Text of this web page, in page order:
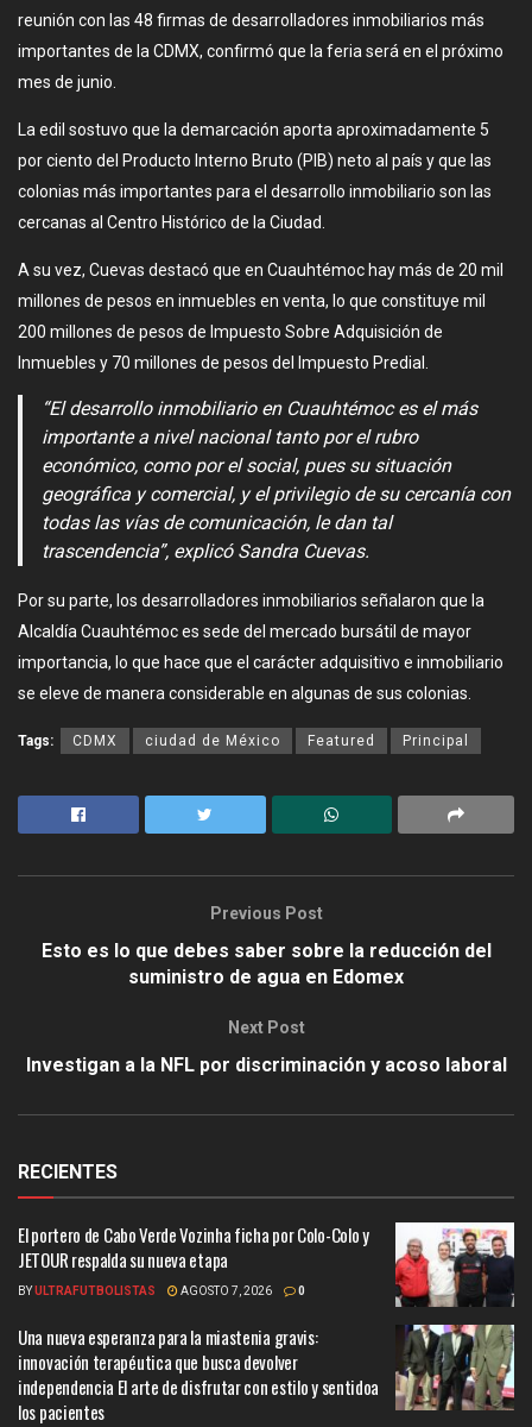
reunión con las 48 firmas de desarrolladores inmobiliarios más
importantes de la CDMX, confirmó que la feria será en el próximo
mes de junio.
La edil sostuvo que la demarcación aporta aproximadamente 5
por ciento del Producto Interno Bruto (PIB) neto al país y que las
colonias más importantes para el desarrollo inmobiliario son las
cercanas al Centro Histórico de la Ciudad.
A su vez, Cuevas destacó que en Cuauhtémoc hay más de 20 mil
millones de pesos en inmuebles en venta, lo que constituye mil
200 millones de pesos de Impuesto Sobre Adquisición de
Inmuebles y 70 millones de pesos del Impuesto Predial.
“El desarrollo inmobiliario en Cuauhtémoc es el más
importante a nivel nacional tanto por el rubro
económico, como por el social, pues su situación
geográfica y comercial, y el privilegio de su cercanía con
todas las vías de comunicación, le dan tal
trascendencia”, explicó Sandra Cuevas.
Por su parte, los desarrolladores inmobiliarios señalaron que la
Alcaldía Cuauhtémoc es sede del mercado bursátil de mayor
importancia, lo que hace que el carácter adquisitivo e inmobiliario
se eleve de manera considerable en algunas de sus colonias.
Tags: CDMX ciudad de México Featured Principal
Previous Post
Esto es lo que debes saber sobre la reducción del
suministro de agua en Edomex
Next Post
Investigan a la NFL por discriminación y acoso laboral
RECIENTES
El portero de Cabo Verde Vozinha ficha por Colo-Colo y
JETOUR respalda su nueva etapa
BYULTRAFUTBOLISTAS AGOSTO 7, 2026 0
Una nueva esperanza para la miastenia gravis:
innovación terapéutica que busca devolver
independencia El arte de disfrutar con estilo y sentidoa
los pacientes